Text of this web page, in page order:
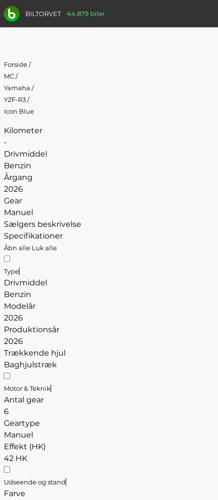
BILTORVET 44.879 biler
Forside/
MC/
Yamaha /
YZF-R3/
Icon Blue
Kilometer
-
Drivmiddel
Benzin
Årgang
2026
Gear
Manuel
Sælgers beskrivelse
Specifikationer
Åbn alle Luk alle
Type
Drivmiddel
Benzin
Modelår
2026
Produktionsår
2026
Trækkende hjul
Baghjulstræk
Motor & Teknik
Antal gear
6
Geartype
Manuel
Effekt (HK)
42 HK
Udseende og stand
Farve